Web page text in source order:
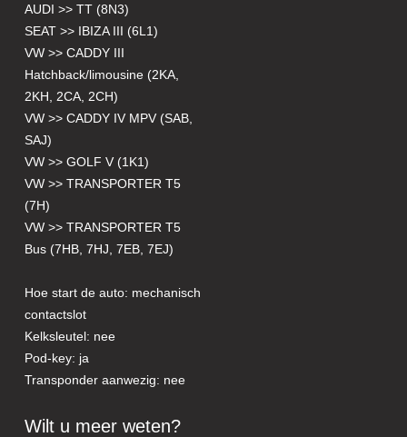
AUDI >> TT (8N3)
SEAT >> IBIZA III (6L1)
VW >> CADDY III
Hatchback/limousine (2KA,
2KH, 2CA, 2CH)
VW >> CADDY IV MPV (SAB,
SAJ)
VW >> GOLF V (1K1)
VW >> TRANSPORTER T5
(7H)
VW >> TRANSPORTER T5
Bus (7HB, 7HJ, 7EB, 7EJ)
Hoe start de auto: mechanisch
contactslot
Kelksleutel: nee
Pod-key: ja
Transponder aanwezig: nee
Wilt u meer weten?